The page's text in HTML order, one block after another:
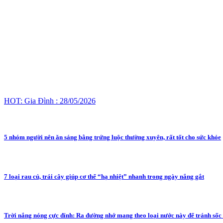
HOT: Gia Đình : 28/05/2026
5 nhóm người nên ăn sáng bằng trứng luộc thường xuyên, rất tốt cho sức khỏe
7 loại rau củ, trái cây giúp cơ thể “hạ nhiệt” nhanh trong ngày nắng gắt
Trời nắng nóng cực đỉnh: Ra đường nhớ mang theo loại nước này để tránh sốc